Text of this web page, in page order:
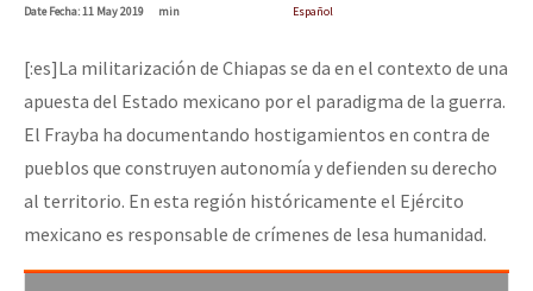
DateFecha: 11 May 2019
min
Español
[:es]La militarización de Chiapas se da en el contexto de una
apuesta del Estado mexicano por el paradigma de la guerra.
El Frayba ha documentando hostigamientos en contra de
pueblos que construyen autonomía y defienden su derecho
al territorio. En esta región históricamente el Ejército
mexicano es responsable de crímenes de lesa humanidad.